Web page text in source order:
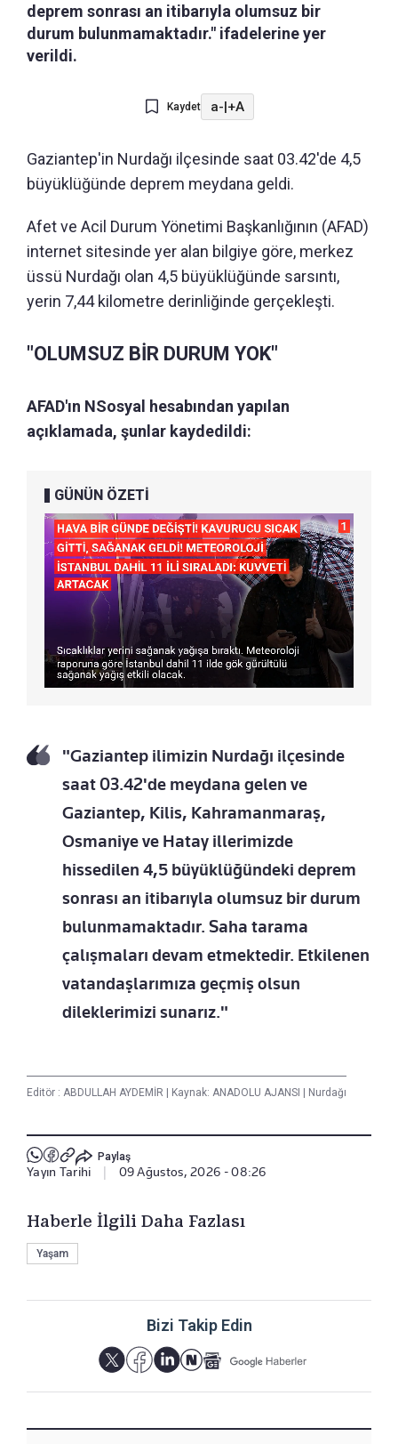
deprem sonrası an itibarıyla olumsuz bir
durum bulunmamaktadır." ifadelerine yer
verildi.
Kaydet a-|+A
Gaziantep'in Nurdağı ilçesinde saat 03.42'de 4,5
büyüklüğünde deprem meydana geldi.
Afet ve Acil Durum Yönetimi Başkanlığının (AFAD)
internet sitesinde yer alan bilgiye göre, merkez
üssü Nurdağı olan 4,5 büyüklüğünde sarsıntı,
yerin 7,44 kilometre derinliğinde gerçekleşti.
"OLUMSUZ BİR DURUM YOK"
AFAD'ın NSosyal hesabından yapılan
açıklamada, şunlar kaydedildi:
GÜNÜN ÖZETİ
"Gaziantep ilimizin Nurdağı ilçesinde
saat 03.42'de meydana gelen ve
Gaziantep, Kilis, Kahramanmaraş,
Osmaniye ve Hatay illerimizde
hissedilen 4,5 büyüklüğündeki deprem
sonrası an itibarıyla olumsuz bir durum
bulunmamaktadır. Saha tarama
çalışmaları devam etmektedir. Etkilenen
vatandaşlarımıza geçmiş olsun
dileklerimizi sunarız."
Editör : ABDULLAH AYDEMİR Kaynak: ANADOLU AJANSI Nurdağı
Paylaş
Yayın Tarihi 09 Ağustos, 2026 - 08:26
Haberle İlgili Daha Fazlası
Yaşam
Bizi Takip Edin